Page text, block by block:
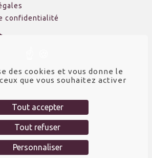
confidentialité
des cookies et vous donne le
que vous souhaitez activer
Tout accepter
Tout refuser
Personnaliser